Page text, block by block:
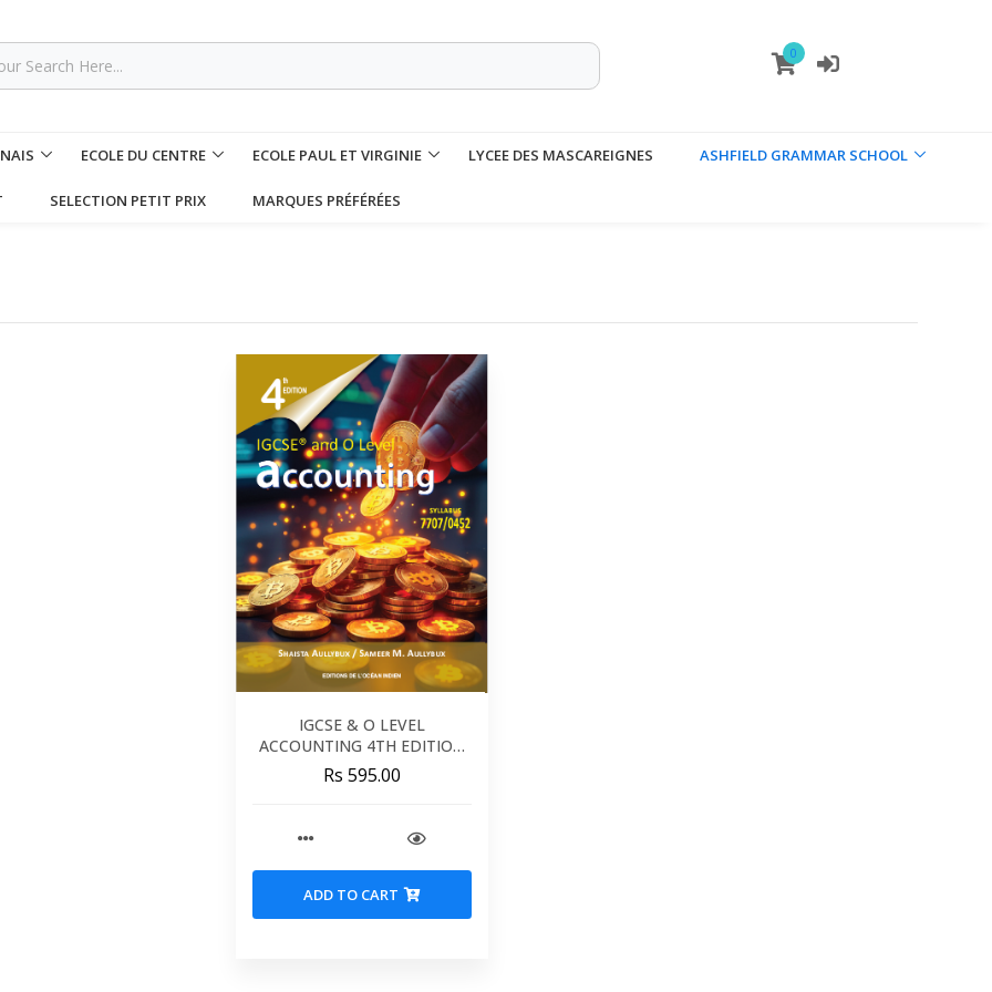
0
ECOLE DU CENTRE ECOLE PAUL ET VIRGINIE LYCEE DES MASCAREIGNES ASHFIELD GRAMMAR SCHOOL
SELECTION PETIT PRIX MARQUES PRÉFÉRÉES
IGCSE & O LEVEL
ACCOUNTING 4TH EDITION
(7707/0452) AULLYBUX
Rs 595.00
ADD TO CART